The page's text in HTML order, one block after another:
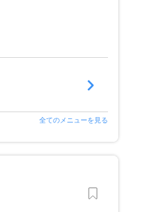
全てのメニューを見る